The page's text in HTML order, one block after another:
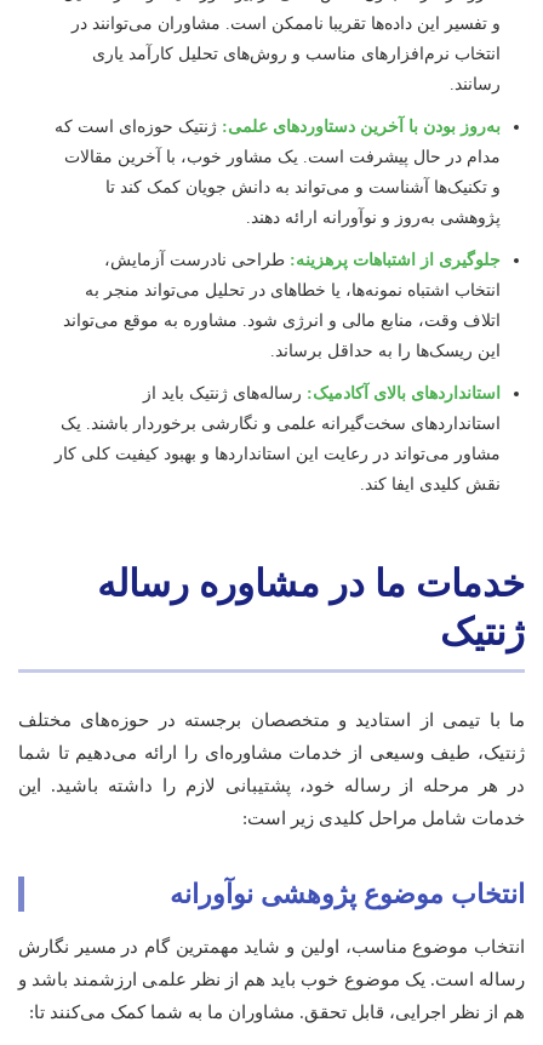
و تفسیر این داده‌ها تقریبا ناممکن است. مشاوران می‌توانند در
انتخاب نرم‌افزارهای مناسب و روش‌های تحلیل کارآمد یاری
رسانند.
به‌روز بودن با آخرین دستاوردهای علمی: ژنتیک حوزه‌ای است که
مدام در حال پیشرفت است. یک مشاور خوب، با آخرین مقالات
و تکنیک‌ها آشناست و می‌تواند به دانش جویان کمک کند تا
پژوهشی به‌روز و نوآورانه ارائه دهند.
جلوگیری از اشتباهات پرهزینه: طراحی نادرست آزمایش،
انتخاب اشتباه نمونه‌ها، یا خطاهای در تحلیل می‌تواند منجر به
اتلاف وقت، منابع مالی و انرژی شود. مشاوره به موقع می‌تواند
این ریسک‌ها را به حداقل برساند.
استانداردهای بالای آکادمیک: رساله‌های ژنتیک باید از
استانداردهای سخت‌گیرانه علمی و نگارشی برخوردار باشند. یک
مشاور می‌تواند در رعایت این استانداردها و بهبود کیفیت کلی کار
نقش کلیدی ایفا کند.
خدمات ما در مشاوره رساله
ژنتیک
ما با تیمی از استادید و متخصصان برجسته در حوزه‌های مختلف
ژنتیک، طیف وسیعی از خدمات مشاوره‌ای را ارائه می‌دهیم تا شما
در هر مرحله از رساله خود، پشتیبانی لازم را داشته باشید. این
خدمات شامل مراحل کلیدی زیر است:
انتخاب موضوع پژوهشی نوآورانه
انتخاب موضوع مناسب، اولین و شاید مهمترین گام در مسیر نگارش
رساله است. یک موضوع خوب باید هم از نظر علمی ارزشمند باشد و
هم از نظر اجرایی، قابل تحقق. مشاوران ما به شما کمک می‌کنند تا: